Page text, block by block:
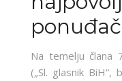
Na temelju člana
(„Sl. glasnik